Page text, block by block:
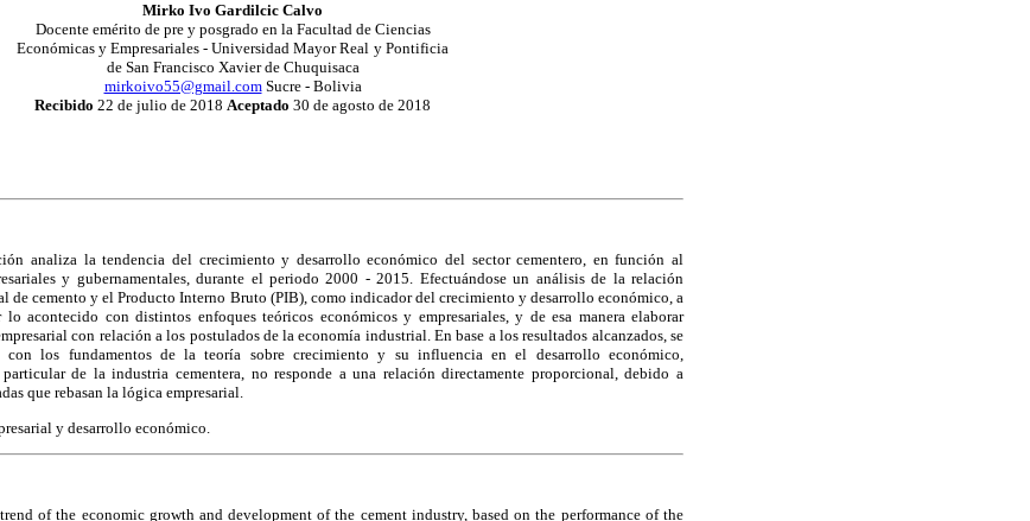
Mirko Ivo Gardilcic Calvo
Docente emérito de pre y posgrado en la Facultad de Ciencias
Económicas y Empresariales - Universidad Mayor Real y Pontificia
de San Francisco Xavier de Chuquisaca
mirkoivo55@gmail.comSucre - Bolivia
Recibido 22 de julio de 2018 Aceptado 30 de agosto de 2018
analiza la tendencia del crecimiento y desarrollo económico del sector cementero, en función al
y gubernamentales, durante el periodo 2000 - 2015. Efectuándose un análisis de la relación
de cemento y el Producto Interno Bruto (PIB), como indicador del crecimiento y desarrollo económico, a
lo acontecido con distintos enfoques teóricos económicos y empresariales, y de esa manera elaborar
con relación a los postulados de la economía industrial. En base a los resultados alcanzados, se
con los fundamentos de la teoría sobre crecimiento y su influencia en el desarrollo económico,
particular de la industria cementera, no responde a una relación directamente proporcional, debido a
que rebasan la lógica empresarial.
y desarrollo económico.
of the economic growth and development of the cement industry, based on the performance of the